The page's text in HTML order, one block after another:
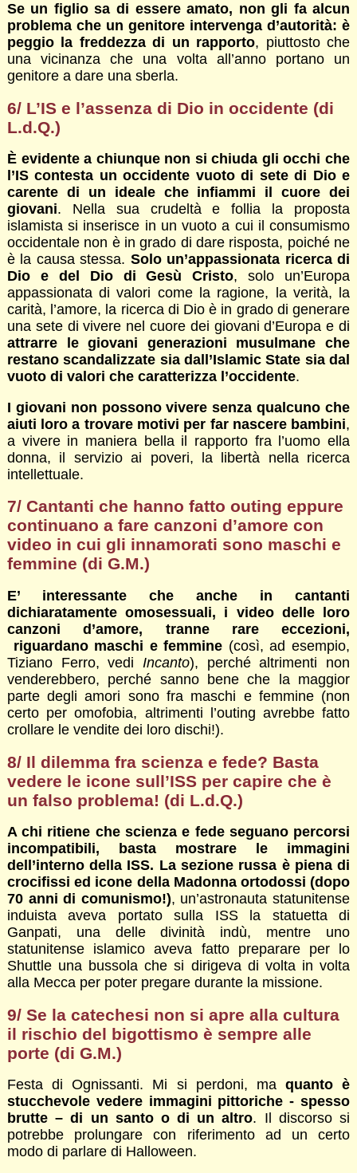
Se un figlio sa di essere amato, non gli fa alcun
problema che un genitore intervenga d’autorità: è
peggio la freddezza di un rapporto, piuttosto che
una vicinanza che una volta all’anno portano un
genitore a dare una sberla.
6/ L’IS e l’assenza di Dio in occidente (di
L.d.Q.)
È evidente a chiunque non si chiuda gli occhi che
l’IS contesta un occidente vuoto di sete di Dio e
carente di un ideale che infiammi il cuore dei
giovani. Nella sua crudeltà e follia la proposta
islamista si inserisce in un vuoto a cui il consumismo
occidentale non è in grado di dare risposta, poiché ne
è la causa stessa. Solo un’appassionata ricerca di
Dio e del Dio di Gesù Cristo, solo un’Europa
appassionata di valori come la ragione, la verità, la
carità, l’amore, la ricerca di Dio è in grado di generare
una sete di vivere nel cuore dei giovani d’Europa e di
attrarre le giovani generazioni musulmane che
restano scandalizzate sia dall’Islamic State sia dal
vuoto di valori che caratterizza l’occidente.
I giovani non possono vivere senza qualcuno che
aiuti loro a trovare motivi per far nascere bambini,
a vivere in maniera bella il rapporto fra l’uomo ella
donna, il servizio ai poveri, la libertà nella ricerca
intellettuale.
7/ Cantanti che hanno fatto outing eppure
continuano a fare canzoni d’amore con
video in cui gli innamorati sono maschi e
femmine (di G.M.)
E’ interessante che anche in cantanti
dichiaratamente omosessuali, i video delle loro
canzoni d’amore, tranne rare eccezioni,
riguardano maschi e femmine (così, ad esempio,
Tiziano Ferro, vedi Incanto), perché altrimenti non
venderebbero, perché sanno bene che la maggior
parte degli amori sono fra maschi e femmine (non
certo per omofobia, altrimenti l’outing avrebbe fatto
crollare le vendite dei loro dischi!).
8/ Il dilemma fra scienza e fede? Basta
vedere le icone sull’ISS per capire che è
un falso problema! (di L.d.Q.)
A chi ritiene che scienza e fede seguano percorsi
incompatibili, basta mostrare le immagini
dell’interno della ISS. La sezione russa è piena di
crocifissi ed icone della Madonna ortodossi (dopo
70 anni di comunismo!), un’astronauta statunitense
induista aveva portato sulla ISS la statuetta di
Ganpati, una delle divinità indù, mentre uno
statunitense islamico aveva fatto preparare per lo
Shuttle una bussola che si dirigeva di volta in volta
alla Mecca per poter pregare durante la missione.
9/ Se la catechesi non si apre alla cultura
il rischio del bigottismo è sempre alle
porte (di G.M.)
Festa di Ognissanti. Mi si perdoni, ma quanto è
stucchevole vedere immagini pittoriche - spesso
brutte – di un santo o di un altro. Il discorso si
potrebbe prolungare con riferimento ad un certo
modo di parlare di Halloween.